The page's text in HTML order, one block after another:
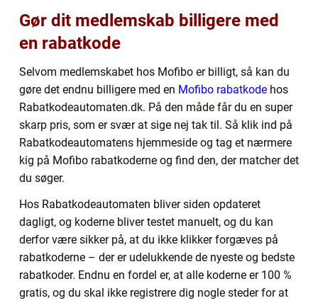
Gør dit medlemskab billigere med
en rabatkode
Selvom medlemskabet hos Mofibo er billigt, så kan du
gøre det endnu billigere med en Mofibo rabatkode hos
Rabatkodeautomaten.dk. På den måde får du en super
skarp pris, som er svær at sige nej tak til. Så klik ind på
Rabatkodeautomatens hjemmeside og tag et nærmere
kig på Mofibo rabatkoderne og find den, der matcher det
du søger.
Hos Rabatkodeautomaten bliver siden opdateret
dagligt, og koderne bliver testet manuelt, og du kan
derfor være sikker på, at du ikke klikker forgæves på
rabatkoderne – der er udelukkende de nyeste og bedste
rabatkoder. Endnu en fordel er, at alle koderne er 100 %
gratis, og du skal ikke registrere dig nogle steder for at